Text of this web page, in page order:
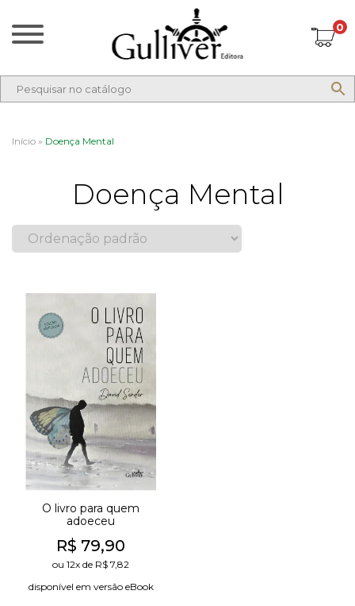
0
Início » Doença Mental
Doença Mental
O livro para quem
adoeceu
R$ 79,90
ou 12x de R$ 7,82
disponível em versão eBook